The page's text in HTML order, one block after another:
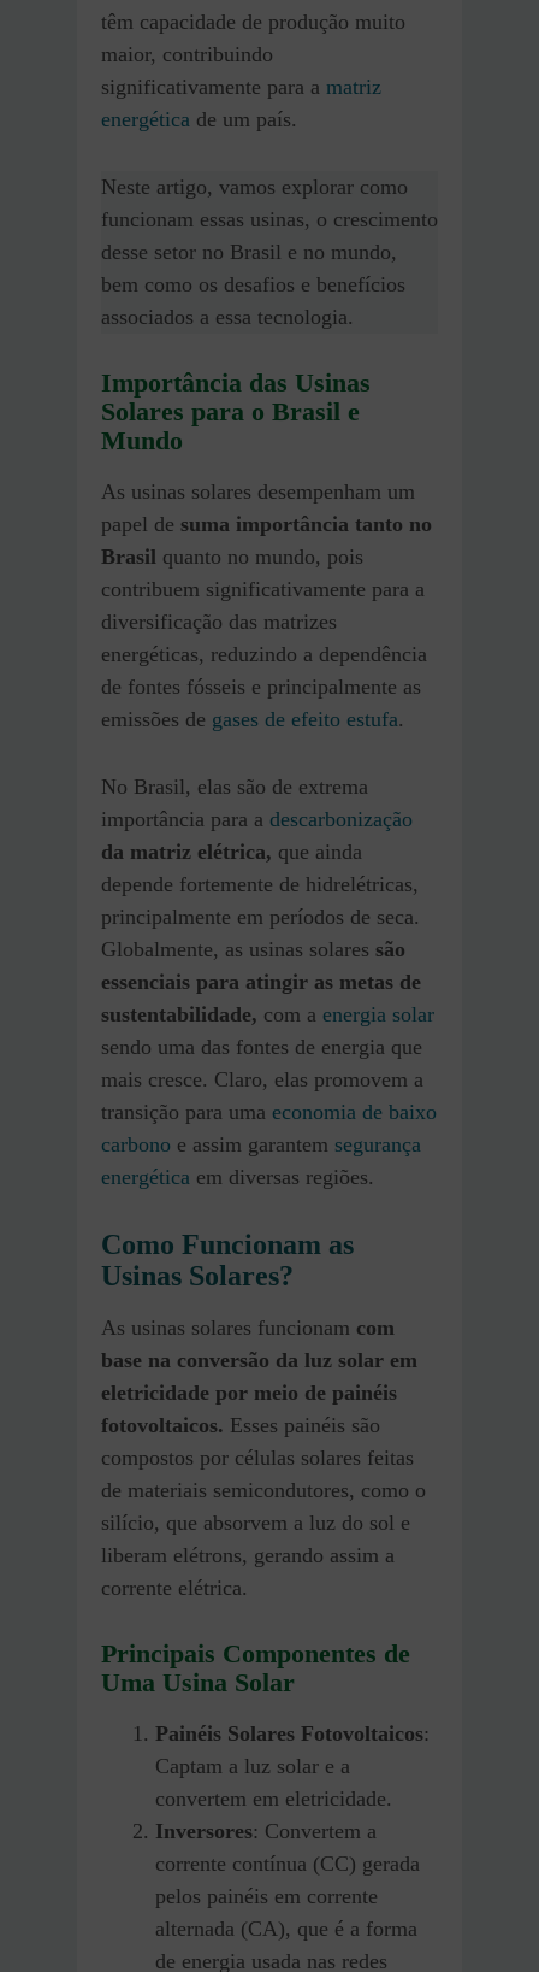
têm capacidade de produção muito
maior, contribuindo
significativamente para a matriz
energética de um país.
Neste artigo, vamos explorar como
funcionam essas usinas, o crescimento
desse setor no Brasil e no mundo,
bem como os desafios e benefícios
associados a essa tecnologia.
Importância das Usinas
Solares para o Brasil e
Mundo
As usinas solares desempenham um
papel de suma importância tanto no
Brasil quanto no mundo, pois
contribuem significativamente para a
diversificação das matrizes
energéticas, reduzindo a dependência
de fontes fósseis e principalmente as
emissões de gases de efeito estufa.
No Brasil, elas são de extrema
importância para a descarbonização
da matriz elétrica, que ainda
depende fortemente de hidrelétricas,
principalmente em períodos de seca.
Globalmente, as usinas solares são
essenciais para atingir as metas de
sustentabilidade, com a energia solar
sendo uma das fontes de energia que
mais cresce. Claro, elas promovem a
transição para uma economia de baixo
carbono e assim garantem segurança
energética em diversas regiões.
Como Funcionam as
Usinas Solares?
As usinas solares funcionam com
base na conversão da luz solar em
eletricidade por meio de painéis
fotovoltaicos. Esses painéis são
compostos por células solares feitas
de materiais semicondutores, como o
silício, que absorvem a luz do sol e
liberam elétrons, gerando assim a
corrente elétrica.
Principais Componentes de
Uma Usina Solar
Painéis Solares Fotovoltaicos:
Captam a luz solar e a
convertem em eletricidade.
Inversores: Convertem a
corrente contínua (CC) gerada
pelos painéis em corrente
alternada (CA), que é a forma
de energia usada nas redes